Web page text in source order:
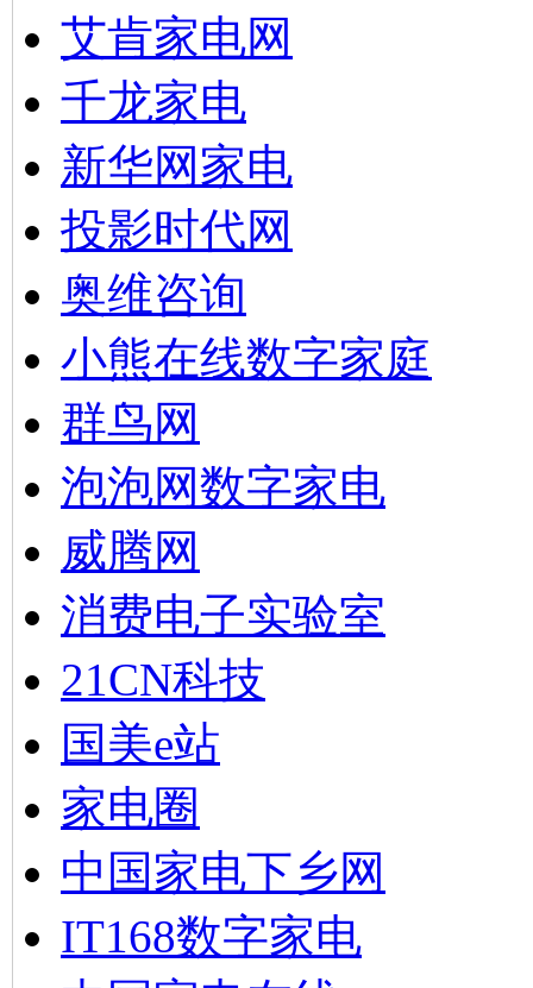
艾肯家电网
千龙家电
新华网家电
投影时代网
奥维咨询
小熊在线数字家庭
群鸟网
泡泡网数字家电
威腾网
消费电子实验室
21CN科技
国美e站
家电圈
中国家电下乡网
IT168数字家电